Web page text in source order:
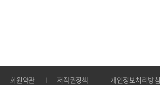
회원약관 저작권정책 개인정보처리방침